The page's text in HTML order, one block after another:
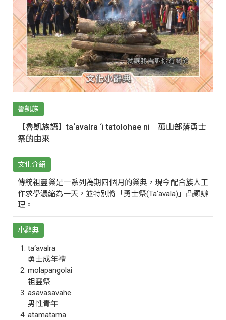
魯凱族
【魯凱族語】ta‘avalra ‘i tatolohae ni｜萬山部落勇士
祭的由來
文化介紹
傳統祖靈祭是一系列為期四個月的祭典，現今配合族人工
作求學濃縮為一天，並特別將「勇士祭(Ta‘avala)」凸顯辦
理。
小辭典
ta‘avalra
勇士成年禮
molapangolai
祖靈祭
asavasavahe
男性青年
atamatama